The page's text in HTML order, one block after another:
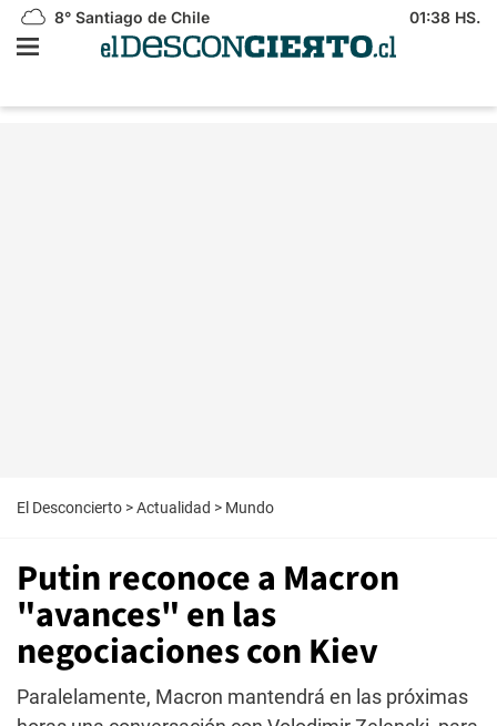
8° Santiago de Chile 01:38 HS.
El Desconcierto >Actualidad > Mundo
Putin reconoce a Macron
"avances" en las
negociaciones con Kiev
Paralelamente, Macron mantendrá en las próximas